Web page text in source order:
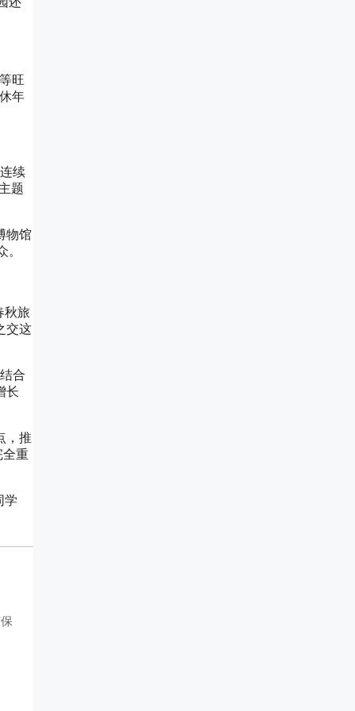
旺
年
续
题
物馆
秋旅
交这
合
长
，推
全重
学